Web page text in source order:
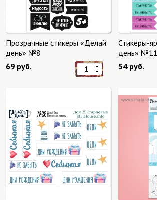
Прозрачные стикеры «Делай
день» №8
69 руб.
Стикеры-
день»
54 руб.